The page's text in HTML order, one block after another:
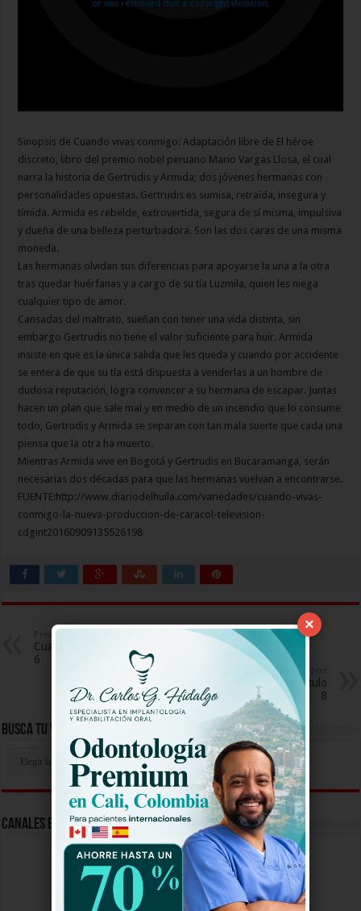
Sinopsis de Cuando vivas conmigo: Adaptación libre de El héroe
discreto, libro del premio nobel peruano Mario Vargas Llosa, el cual
narra la historia de Gertrudis y Armida; dos jóvenes hermanas con
personalidades opuestas. Gertrudis es sumisa, retraída, insegura y
tímida. Armida es rebelde, extrovertida, segura de sí misma, impulsiva
y dueña de una belleza perturbadora. Son las dos caras de una misma
moneda.
Las hermanas olvidan sus diferencias para apoyarse la una a la otra
tras quedar huérfanas y a cargo de su tía Luzmila, quien les niega
cualquier tipo de amor.
Cansadas del maltrato, sueñan con tener una vida distinta, sin
embargo Gertrudis no tiene el valor suficiente para huir. Armida
insiste en que es la única salida que les queda y cuando por accidente
se entera de que su tía está dispuesta a venderlas a un hombre de
dudosa reputación, logra convencer a su hermana de escapar. Juntas
hacen un plan que sale mal y en medio de un incendio que lo consume
todo, Gertrudis y Armida se separan con tan mala suerte que cada una
piensa que la otra ha muerto.
Mientras Armida vive en Bogotá y Gertrudis en Bucaramanga, serán
necesarias dos décadas para que las hermanas vuelvan a encontrarse.
FUENTE:http://www.diariodelhuila.com/variedades/cuando-vivas-
conmigo-la-nueva-produccion-de-caracol-television-
cdgint20160909135526198
Previous
Cuando Vivas Conmigo Capitulo
6
Cuando Vivas Conmigo Capitulo
8
Busca Tu Video Aqui
Aqui
Canales En Vivo
×